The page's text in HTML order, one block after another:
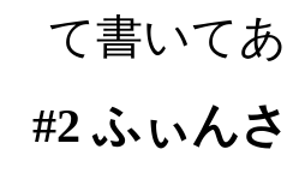
て書いて
#2 ふぃん